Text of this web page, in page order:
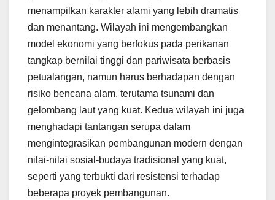
menampilkan karakter alami yang lebih dramatis
dan menantang. Wilayah ini mengembangkan
model ekonomi yang berfokus pada perikanan
tangkap bernilai tinggi dan pariwisata berbasis
petualangan, namun harus berhadapan dengan
risiko bencana alam, terutama tsunami dan
gelombang laut yang kuat. Kedua wilayah ini juga
menghadapi tantangan serupa dalam
mengintegrasikan pembangunan modern dengan
nilai-nilai sosial-budaya tradisional yang kuat,
seperti yang terbukti dari resistensi terhadap
beberapa proyek pembangunan.